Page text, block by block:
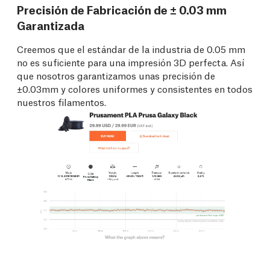
Precisión de Fabricación de ± 0.03 mm
Garantizada
Creemos que el estándar de la industria de 0.05 mm
no es suficiente para una impresión 3D perfecta. Así
que nosotros garantizamos unas precisión de
±0.03mm y colores uniformes y consistentes en todos
nuestros filamentos.